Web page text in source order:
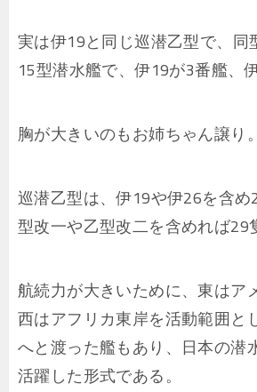
実は伊19と同じ巡潜乙型で、同
15型潜水艦で、伊19が3番艦、
胸が大きいのもお姉ちゃん譲り。
巡潜乙型は、伊19や伊26を含め
型改一や乙型改二を含めれば29
航続力が大きいために、東はア
西はアフリカ東岸を活動範囲と
へと渡った艦もあり、日本の潜
活躍した形式である。